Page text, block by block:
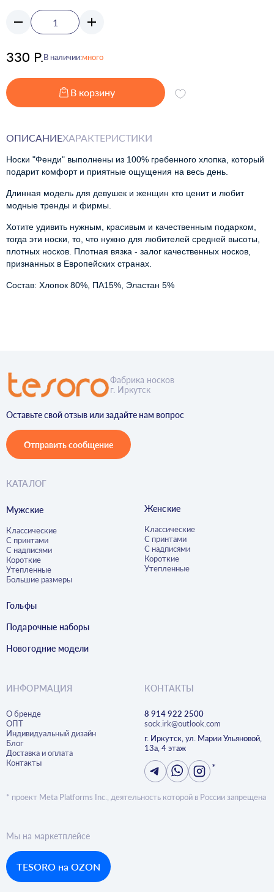
330 Р.В наличии:много
В корзину
ОПИСАНИЕХАРАКТЕРИСТИКИ
Носки "Фенди" выполнены из 100% гребенного хлопка, который
подарит комфорт и приятные ощущения на весь день.
Длинная модель для девушек и женщин кто ценит и любит
модные тренды и фирмы.
Хотите удивить нужным, красивым и качественным подарком,
тогда эти носки, то, что нужно для любителей средней высоты,
плотных носков. Плотная вязка - залог качественных носков,
признанных в Европейских странах.
Состав: Хлопок 80%, ПА15%, Эластан 5%
Фабрика носков
г. Иркутск
Оставьте свой отзыв или задайте нам вопрос
Отправить сообщение
КАТАЛОГ
Мужские
Классические
С принтами
С надписями
Короткие
Утепленные
Большие размеры
Женские
Классические
С принтами
С надписями
Короткие
Утепленные
Гольфы
Подарочные наборы
Новогодние модели
ИНФОРМАЦИЯ
О бренде
ОПТ
Индивидуальный дизайн
Блог
Доставка и оплата
Контакты
КОНТАКТЫ
8 914 922 2500
sock.irk@outlook.com
г. Иркутск, ул. Марии Ульяновой,
13а, 4 этаж
*
* проект Meta Platforms Inc., деятельность которой в России запрещена
Мы на маркетплейсе
TESORO на OZON